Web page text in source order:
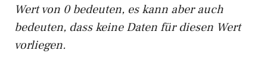
Wert von 0 bedeuten, es kann aber auch
bedeuten, dass keine Daten für diesen Wert
vorliegen.